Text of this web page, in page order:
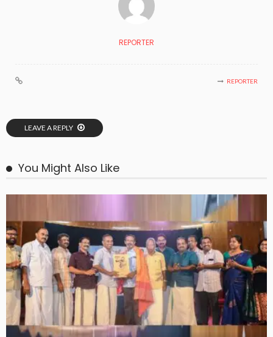
REPORTER
REPORTER
LEAVE A REPLY
You Might Also Like